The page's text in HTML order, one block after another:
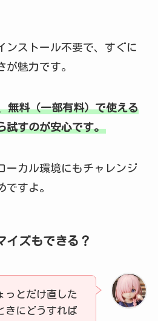
ンストール不要で、すぐに
が魅力です。
無料（一部有料）で使える
試すのが安心です。
ーカル環境にもチャレンジ
ですよ。
イズもできる？
っとだけ直した
きにどうすれば